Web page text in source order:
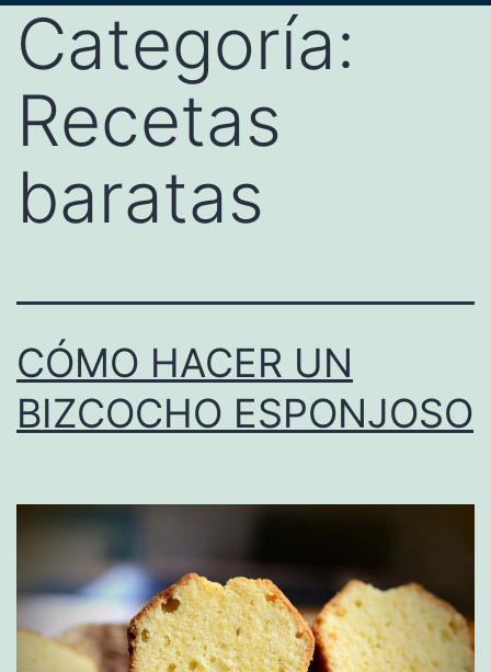
Categoría:
Recetas
baratas
CÓMO HACER UN
BIZCOCHO ESPONJOSO